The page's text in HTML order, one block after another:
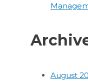
August